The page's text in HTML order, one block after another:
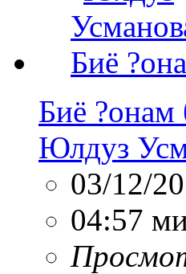
Биё ?онам
Юлдуз
03/12/
04:57